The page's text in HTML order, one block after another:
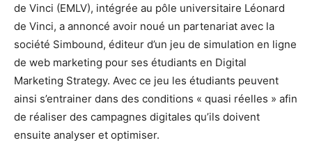
de Vinci (EMLV), intégrée au pôle universitaire Léonard
de Vinci, a annoncé avoir noué un partenariat avec la
société Simbound, éditeur d’un jeu de simulation en ligne
de web marketing pour ses étudiants en Digital
Marketing Strategy. Avec ce jeu les étudiants peuvent
ainsi s’entrainer dans des conditions « quasi réelles » afin
de réaliser des campagnes digitales qu’ils doivent
ensuite analyser et optimiser.